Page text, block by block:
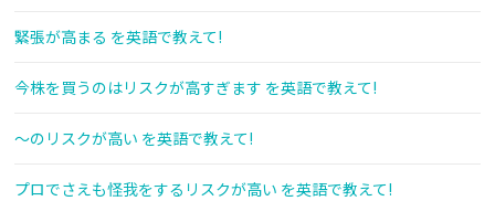
緊張が高まる を英語で教えて!
今株を買うのはリスクが高すぎます を英語で教えて!
～のリスクが高い を英語で教えて!
プロでさえも怪我をするリスクが高い を英語で教えて!